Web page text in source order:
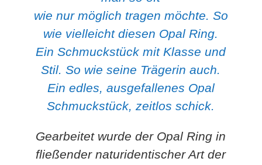
wie nur möglich tragen möchte. So
wie vielleicht diesen Opal Ring.
Ein Schmuckstück mit Klasse und
Stil. So wie seine Trägerin auch.
Ein edles, ausgefallenes Opal
Schmuckstück, zeitlos schick.
Gearbeitet wurde der Opal Ring in
fließender naturidentischer Art der